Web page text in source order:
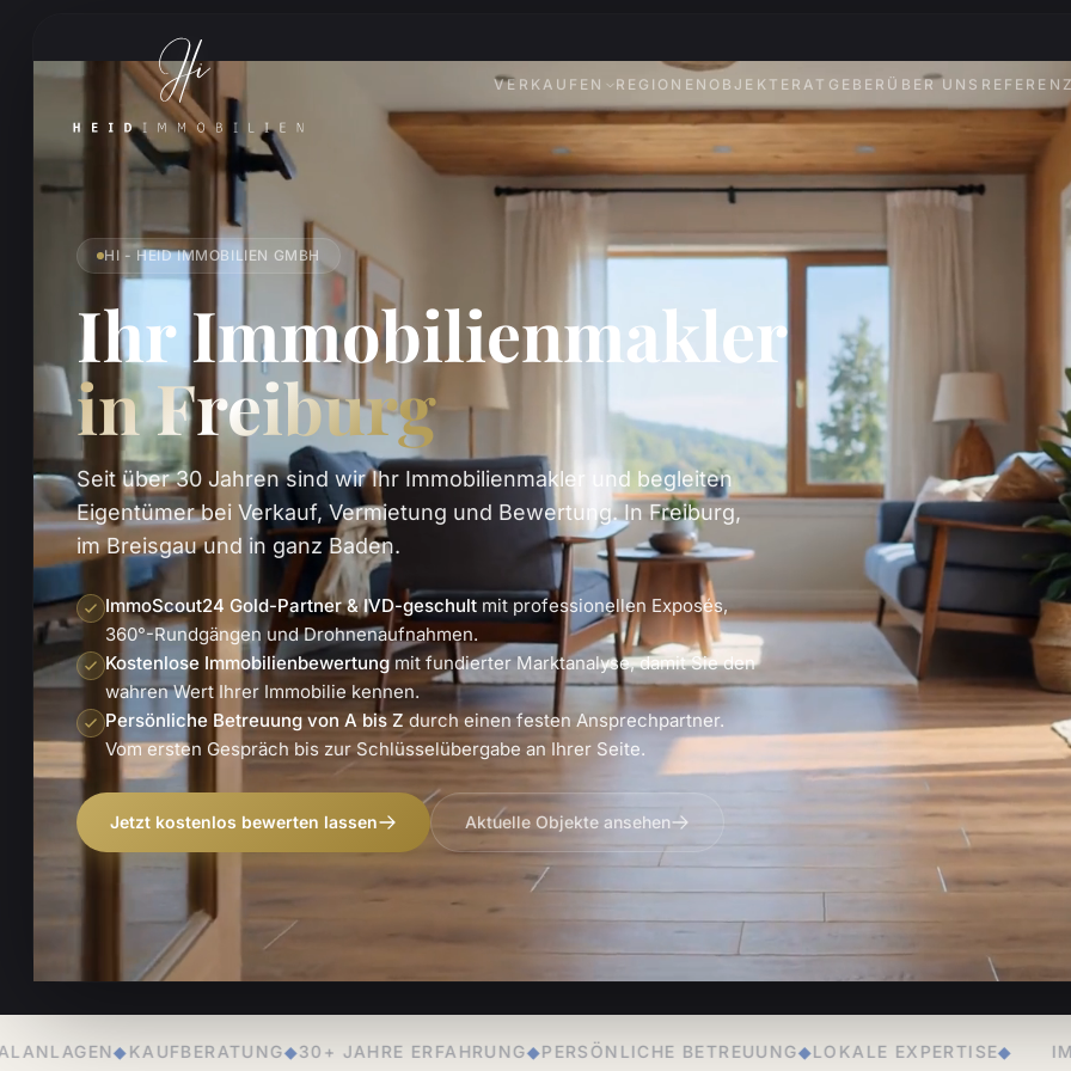
VERKAUFEN REGIONEN OBJEKTE RATGEBER ÜBER UNS
HI - HEID IMMOBILIEN GMBH
Ihr Immobilienmakler
in Freiburg
Seit über 30 Jahren sind wir Ihr Immobilienmakler und begleiten
Eigentümer bei Verkauf, Vermietung und Bewertung. In Freiburg,
im Breisgau und in ganz Baden.
ImmoScout24 Gold-Partner & IVD-geschult mit professionellen Exposés,
360°-Rundgängen und Drohnenaufnahmen.
Kostenlose Immobilienbewertungmit fundierter Marktanalyse, damit Sie den
wahren Wert Ihrer Immobilie kennen.
Persönliche Betreuung von A bis Zdurch einen festen Ansprechpartner.
Vom ersten Gespräch bis zur Schlüsselübergabe an Ihrer Seite.
Jetzt kostenlos bewerten lassen Aktuelle Objekte ansehen
◆30+ JAHRE ERFAHRUNG◆PERSÖNLICHE BETREUUNG◆LOKALE EXPERTISE◆ IMMOBILIENVERKAUF ◆